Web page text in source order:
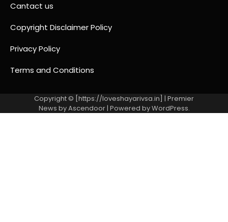
Cantact us
Copyright Disclaimer Policy
Privacy Policy
Terms and Conditions
Copyright © [https://loveshayarivsa.in] | Premier
News byAscendoor| Powered byWordPress.